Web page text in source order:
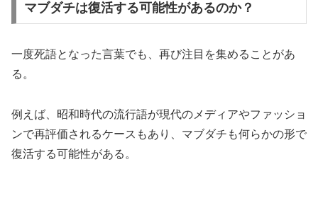
マブダチは復活する可能性があるのか？
一度死語となった言葉でも、再び注目を集めることがあ
る。
例えば、昭和時代の流行語が現代のメディアやファッショ
ンで再評価されるケースもあり、マブダチも何らかの形で
復活する可能性がある。